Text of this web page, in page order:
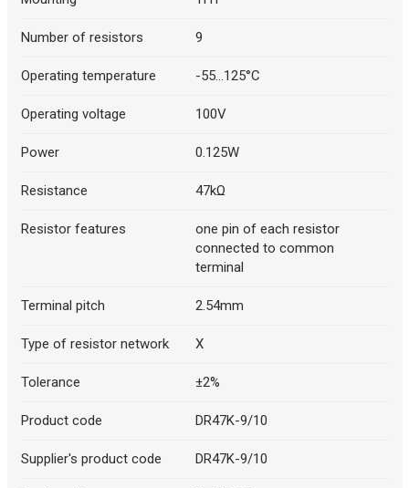
Number of resistors 9
Operating temperature -55...125°C
Operating voltage 100V
Power 0.125W
Resistance 47kΩ
Resistor features
one pin of each resistor
connected to common
terminal
Terminal pitch 2.54mm
Type of resistor network X
Tolerance ±2%
Product code DR47K-9/10
Supplier's product code DR47K-9/10